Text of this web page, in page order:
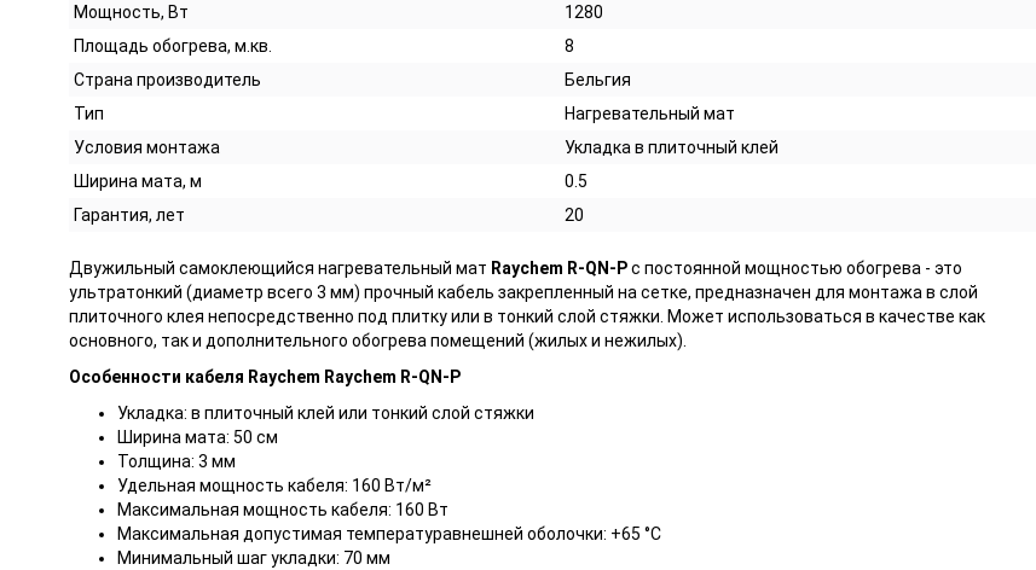
Мощность, Вт
1280
Площадь обогрева, м.кв.
8
Страна производитель
Бельгия
Тип
Нагревательный мат
Условия монтажа
Укладка в плиточный клей
Ширина мата, м
0.5
Гарантия, лет
20
Двужильный самоклеющийся нагревательный мат Raychem R-QN-Pс постоянной мощностью обогрева - это
ультратонкий (диаметр всего 3 мм) прочный кабель закрепленный на сетке, предназначен для монтажа в слой
плиточного клея непосредственно под плитку или в тонкий слой стяжки. Может использоваться в качестве как
основного, так и дополнительного обогрева помещений (жилых и нежилых).
Особенности кабеля Raychem Raychem R-QN-P
Укладка: в плиточный клей или тонкий слой стяжки
Ширина мата: 50 см
Толщина: 3 мм
Удельная мощность кабеля: 160 Вт/м²
Максимальная мощность кабеля: 160 Вт
Максимальная допустимая температуравнешней оболочки: +65 °C
Минимальный шаг укладки: 70 мм